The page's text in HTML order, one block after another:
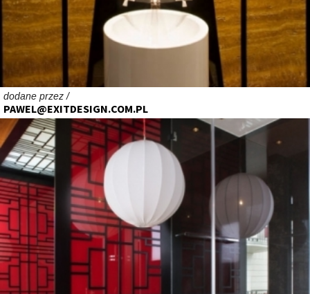
dodane przez /
PAWEL@EXITDESIGN.COM.PL